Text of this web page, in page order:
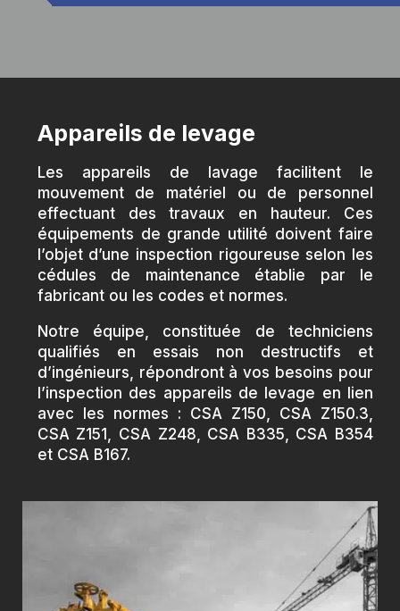
Appareils de levage
Les appareils de lavage facilitent le
mouvement de matériel ou de personnel
effectuant des travaux en hauteur. Ces
équipements de grande utilité doivent faire
l’objet d’une inspection rigoureuse selon les
cédules de maintenance établie par le
fabricant ou les codes et normes.
Notre équipe, constituée de techniciens
qualifiés en essais non destructifs et
d’ingénieurs, répondront à vos besoins pour
l’inspection des appareils de levage en lien
avec les normes : CSA Z150, CSA Z150.3,
CSA Z151, CSA Z248, CSA B335, CSA B354
et CSA B167.